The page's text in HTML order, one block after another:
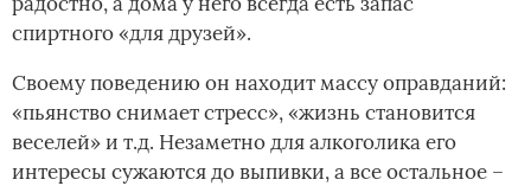
спиртного «для друзей».­
Своему поведению он находит массу оправданий:
«пьянство снимает стресс», «жизнь становится
веселей» и т.д. Незаметно для алкоголика его
интересы сужаются до выпивки, а все остальное –